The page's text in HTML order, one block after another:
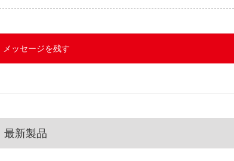
メッセージを残す
最新製品